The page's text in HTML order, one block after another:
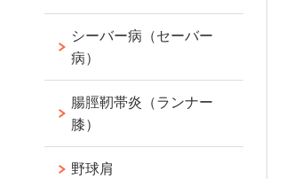
シーバー病（セーバー
病）
腸脛靭帯炎（ランナー
膝）
野球肩